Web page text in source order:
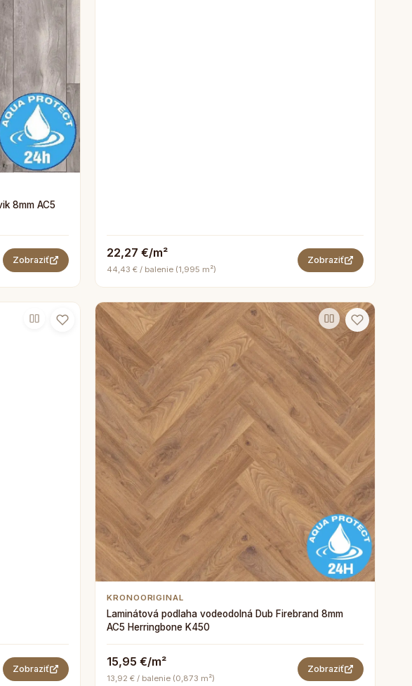
8mm AC5
Zobraziť 22,27 €/m²
44,43 € / balenie (1,995 m²)
Zobraziť
Zobraziť
KRONOORIGINAL
Laminátová podlaha vodeodolná Dub Firebrand 8mm
AC5 Herringbone K450
15,95 €/m²
13,92 € / balenie (0,873 m²)
Zobraziť